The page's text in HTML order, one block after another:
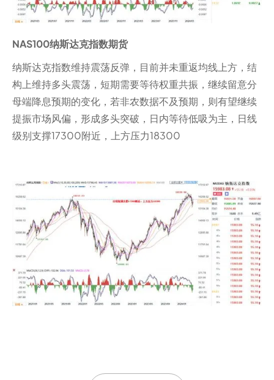
NAS100纳斯达克指数期货
纳斯达克指数维持震荡反弹，目前并未重返均线上方，结
构上维持多头震荡，短期需要等待权重共振，继续留意分
母端降息预期的变化，若非农数据不及预期，则有望继续
提振市场风偏，形成多头突破，日内等待低吸为主，日线
级别支撑17300附近，上方压力18300